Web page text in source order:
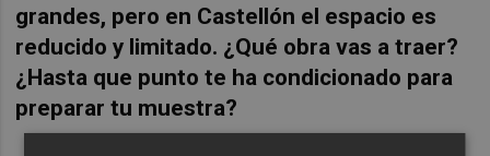
grandes, pero en Castellón el espacio es
reducido y limitado. ¿Qué obra vas a traer?
¿Hasta que punto te ha condicionado para
preparar tu muestra?